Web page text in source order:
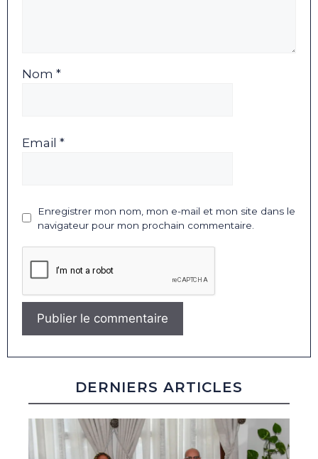
Nom *
Email *
Enregistrer mon nom, mon e-mail et mon site dans le
navigateur pour mon prochain commentaire.
DERNIERS ARTICLES